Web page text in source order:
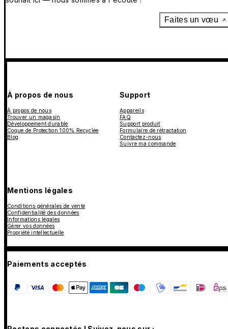
Faites un vœu
À propos de nous
À propos de nous
Trouver un magasin
Développement durable
Coque de Protection 100% Recyclée
Blog
Support
Appareils
FAQ
Support produit
Formulaire de rétractation
Contactez-nous
Suivre ma commande
Mentions légales
Conditions générales de vente
Confidentialité des données
Informations légales
Gérer vos données
Propriété intellectuelle
Paiements acceptés